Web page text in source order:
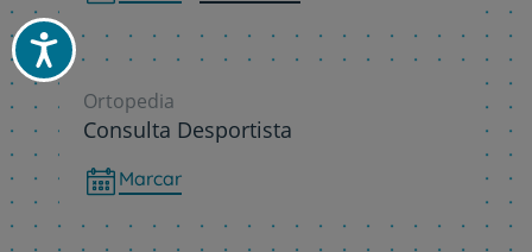
Acessibilidade
Ortopedia
Consulta Desportista
Marcar